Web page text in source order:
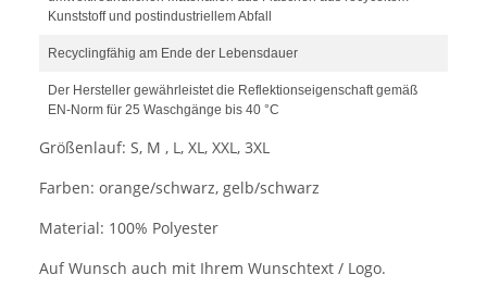
Kunststoff und postindustriellem Abfall
Recyclingfähig am Ende der Lebensdauer
Der Hersteller gewährleistet die Reflektionseigenschaft gemäß
EN-Norm für 25 Waschgänge bis 40 °C
Größenlauf: S, M , L, XL, XXL, 3XL
Farben: orange/schwarz, gelb/schwarz
Material: 100% Polyester
Auf Wunsch auch mit Ihrem Wunschtext / Logo.